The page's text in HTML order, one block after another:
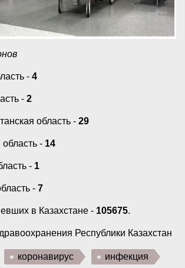
- 4
- 2
область - 29
область - 14
- 1
- 7
в Казахстане - 105675.
Республики Казахстан
коронавирус инфекция